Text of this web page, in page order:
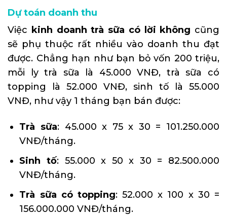
Dự toán doanh thu
Việc kinh doanh trà sữa có lời không cũng
sẽ phụ thuộc rất nhiều vào doanh thu đạt
được. Chẳng hạn như bạn bỏ vốn 200 triệu,
mỗi ly trà sữa là 45.000 VNĐ, trà sữa có
topping là 52.000 VNĐ, sinh tố là 55.000
VNĐ, như vậy 1 tháng bạn bán được:
Trà sữa: 45.000 x 75 x 30 = 101.250.000
VNĐ/tháng.
Sinh tố: 55.000 x 50 x 30 = 82.500.000
VNĐ/tháng.
Trà sữa có topping: 52.000 x 100 x 30 =
156.000.000 VNĐ/tháng.